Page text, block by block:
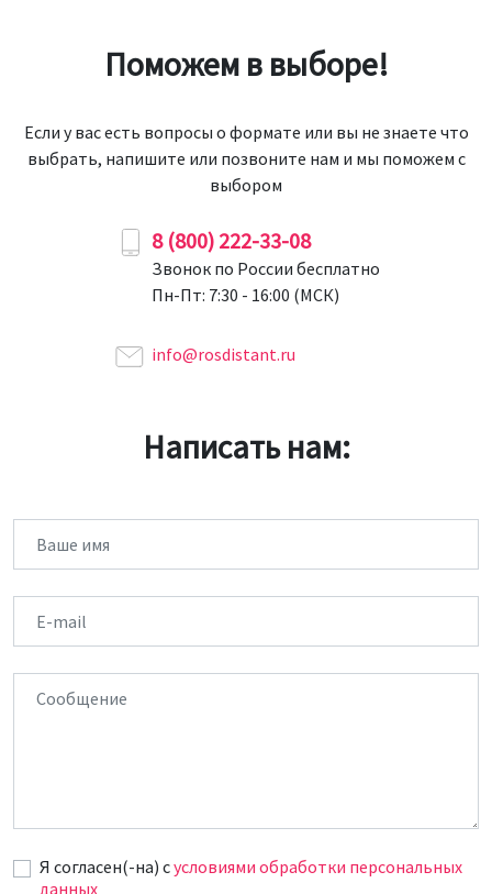
Поможем в выборе!
Если у вас есть вопросы о формате или вы не знаете что
выбрать, напишите или позвоните нам и мы поможем с
выбором
8 (800) 222-33-08
Звонок по России бесплатно
Пн-Пт: 7:30 - 16:00 (МСК)
info@rosdistant.ru
Написать нам:
Я согласен(-на) cусловиями обработки персональных
данных